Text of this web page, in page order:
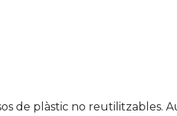
de plàstic no reutilitzables.